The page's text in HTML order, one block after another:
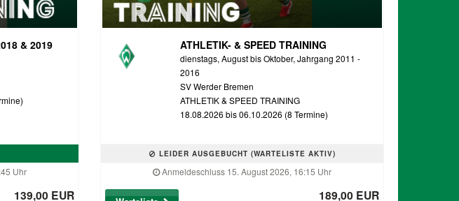
& 2019
Uhr
139,00 EUR
ATHLETIK- & SPEED TRAINING
dienstags, August bis Oktober, Jahrgang 2011 -
2016
SV Werder Bremen
ATHLETIK & SPEED TRAINING
18.08.2026 bis 06.10.2026 (8 Termine)
LEIDER AUSGEBUCHT (WARTELISTE AKTIV)
Anmeldeschluss 15. August 2026, 16:15 Uhr
189,00 EUR